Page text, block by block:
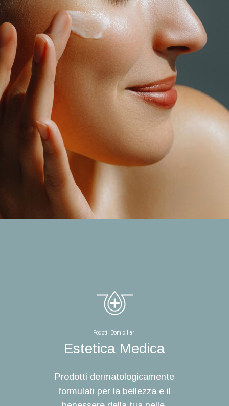
Podotti Domiciliari
Estetica Medica
Prodotti dermatologicamente
formulati per la bellezza e il